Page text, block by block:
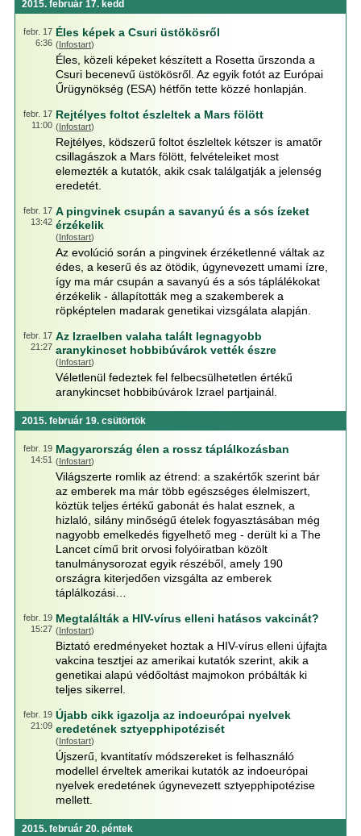
2015. február 17. kedd
febr. 17
6:36
Éles képek a Csuri üstökösről
(Infostart)
Éles, közeli képeket készített a Rosetta űrszonda a
Csuri becenevű üstökösről. Az egyik fotót az Európai
Űrügynökség (ESA) hétfőn tette közzé honlapján.
febr. 17
11:00
Rejtélyes foltot észleltek a Mars fölött
(Infostart)
Rejtélyes, ködszerű foltot észleltek kétszer is amatőr
csillagászok a Mars fölött, felvételeiket most
elemezték a kutatók, akik csak találgatják a jelenség
eredetét.
febr. 17
13:42
A pingvinek csupán a savanyú és a sós ízeket
érzékelik
(Infostart)
Az evolúció során a pingvinek érzéketlenné váltak az
édes, a keserű és az ötödik, úgynevezett umami ízre,
így ma már csupán a savanyú és a sós táplálékokat
érzékelik - állapították meg a szakemberek a
röpképtelen madarak genetikai vizsgálata alapján.
febr. 17
21:27
Az Izraelben valaha talált legnagyobb
aranykincset hobbibúvárok vették észre
(Infostart)
Véletlenül fedeztek fel felbecsülhetetlen értékű
aranykincset hobbibúvárok Izrael partjainál.
2015. február 19. csütörtök
febr. 19
14:51
Magyarország élen a rossz táplálkozásban
(Infostart)
Világszerte romlik az étrend: a szakértők szerint bár
az emberek ma már több egészséges élelmiszert,
köztük teljes értékű gabonát és halat esznek, a
hizlaló, silány minőségű ételek fogyasztásában még
nagyobb emelkedés figyelhető meg - derült ki a The
Lancet című brit orvosi folyóiratban közölt
tanulmánysorozat egyik részéből, amely 190
országra kiterjedően vizsgálta az emberek
táplálkozási…
febr. 19
15:27
Megtalálták a HIV-vírus elleni hatásos vakcinát?
(Infostart)
Biztató eredményeket hoztak a HIV-vírus elleni újfajta
vakcina tesztjei az amerikai kutatók szerint, akik a
genetikai alapú védőoltást majmokon próbálták ki
teljes sikerrel.
febr. 19
21:09
Újabb cikk igazolja az indoeurópai nyelvek
eredetének sztyepphipotézisét
(Infostart)
Újszerű, kvantitatív módszereket is felhasználó
modellel érveltek amerikai kutatók az indoeurópai
nyelvek eredetének úgynevezett sztyepphipotézise
mellett.
2015. február 20. péntek